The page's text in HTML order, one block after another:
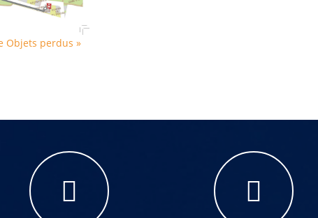
Objets perdus »